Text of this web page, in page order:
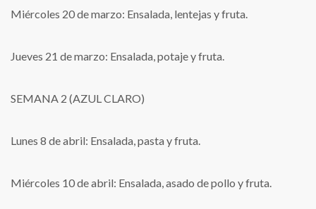
Miércoles 20 de marzo: Ensalada, lentejas y fruta.
Jueves 21 de marzo: Ensalada, potaje y fruta.
SEMANA 2 (AZUL CLARO)
Lunes 8 de abril: Ensalada, pasta y fruta.
Miércoles 10 de abril: Ensalada, asado de pollo y fruta.